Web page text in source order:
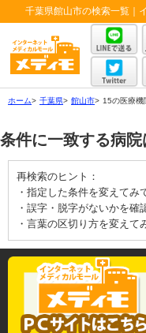
千葉県館山市の検索一覧｜
ホーム> 千葉県> 館山市> 15の医療機
条件に一致する病院
再検索のヒント：
・指定した条件を変えてみ
・誤字・脱字がないかを確
・言葉の区切り方を変えて